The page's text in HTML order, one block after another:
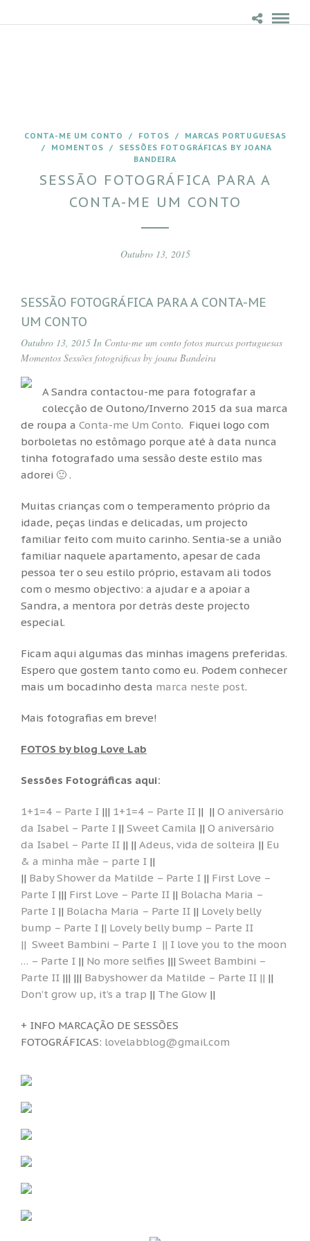
CONTA-ME UM CONTO / FOTOS /
MARCAS PORTUGUESAS
/
MOMENTOS /
SESSÕES FOTOGRÁFICAS BY JOANA
BANDEIRA
SESSÃO FOTOGRÁFICA PARA A
CONTA-ME UM CONTO
Outubro 13, 2015
SESSÃO FOTOGRÁFICA PARA A CONTA-ME
UM CONTO
Outubro 13, 2015 In Conta-me um conto fotos marcas portuguesas
Momentos Sessões fotográficas by joana Bandeira
A Sandra contactou-me para fotografar a
colecção de Outono/Inverno 2015 da sua marca
de roupa a Conta-me Um Conto. Fiquei logo com
borboletas no estômago porque até à data nunca
tinha fotografado uma sessão deste estilo mas
adorei 🙂 .
Muitas crianças com o temperamento próprio da
idade, peças lindas e delicadas, um projecto
familiar feito com muito carinho. Sentia-se a união
familiar naquele apartamento, apesar de cada
pessoa ter o seu estilo próprio, estavam ali todos
com o mesmo objectivo: a ajudar e a apoiar a
Sandra, a mentora por detrás deste projecto
especial.
Ficam aqui algumas das minhas imagens preferidas.
Espero que gostem tanto como eu. Podem conhecer
mais um bocadinho desta marca neste post.
Mais fotografias em breve!
FOTOS by blog Love Lab
Sessões Fotográficas aqui:
1+1=4 – Parte I ||| 1+1=4 – Parte II || || O aniversário
da Isabel – Parte I || Sweet Camila || O aniversário
da Isabel – Parte II || || Adeus, vida de solteira || Eu
& a minha mãe – parte I ||
|| Baby Shower da Matilde – Parte I || First Love –
Parte I ||| First Love – Parte II || Bolacha Maria –
Parte I || Bolacha Maria – Parte II || Lovely belly
bump – Parte I || Lovely belly bump – Parte II
|| Sweet Bambini – Parte I || I love you to the moon
… – Parte I || No more selfies ||| Sweet Bambini –
Parte II ||| ||| Babyshower da Matilde – Parte II || ||
Don’t grow up, it’s a trap || The Glow ||
+ INFO MARCAÇÃO DE SESSÕES
FOTOGRÁFICAS: lovelabblog@gmail.com